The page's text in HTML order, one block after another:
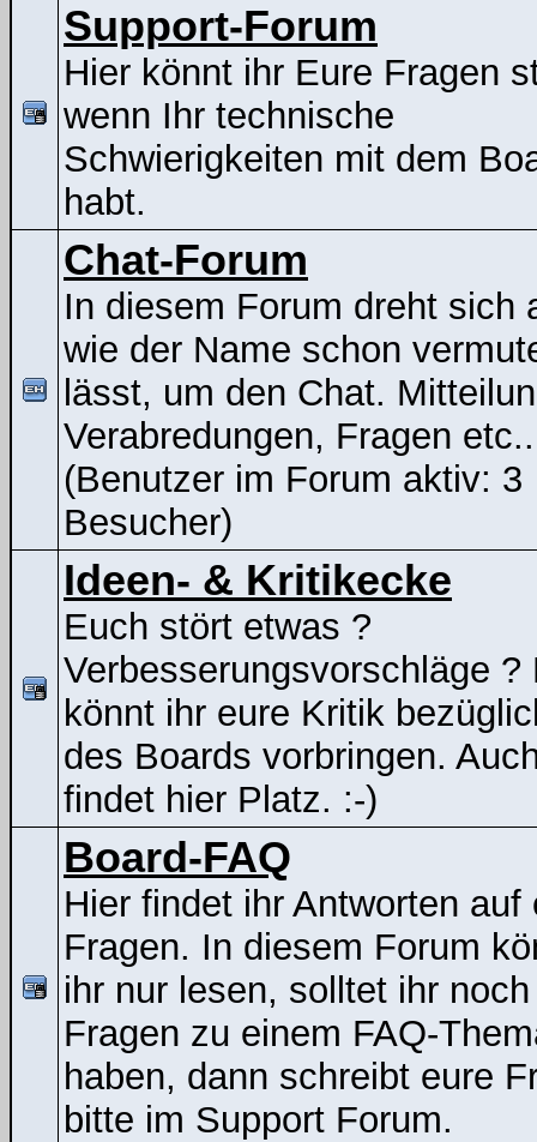
Support-Forum
Hier könnt ihr Eure Fragen
wenn Ihr technische
Schwierigkeiten mit dem
habt.
Chat-Forum
In diesem Forum dreht sich
wie der Name schon
lässt, um den Chat.
Verabredungen, Fragen etc..
(Benutzer im Forum aktiv: 3
Besucher)
Ideen- & Kritikecke
Euch stört etwas ?
Verbesserungsvorschläge ?
könnt ihr eure Kritik
des Boards vorbringen.
findet hier Platz. :-)
Board-FAQ
Hier findet ihr Antworten auf
Fragen. In diesem Forum
ihr nur lesen, solltet ihr noch
Fragen zu einem FAQ-
haben, dann schreibt eure
bitte im Support Forum.